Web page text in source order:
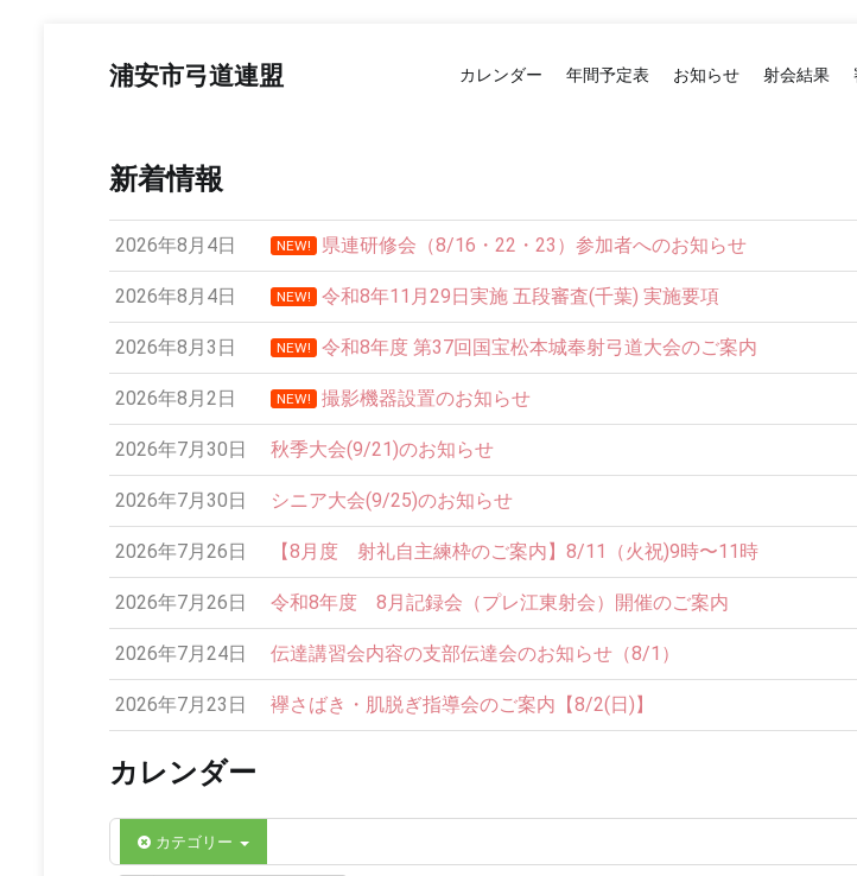
浦安市弓道連盟 カレンダー 年間予定表 お知らせ 射会結果
新着情報
2026年8月4日 NEW! 県連研修会（8/16・22・23）参加者へのお知らせ
2026年8月4日 NEW! 令和8年11月29日実施 五段審査(千葉) 実施要項
2026年8月3日 NEW! 令和8年度 第37回国宝松本城奉射弓道大会のご案内
2026年8月2日 NEW! 撮影機器設置のお知らせ
2026年7月30日 秋季大会(9/21)のお知らせ
2026年7月30日 シニア大会(9/25)のお知らせ
2026年7月26日 【8月度 射礼自主練枠のご案内】8/11（火祝)9時〜11時
2026年7月26日 令和8年度 8月記録会（プレ江東射会）開催のご案内
2026年7月24日 伝達講習会内容の支部伝達会のお知らせ（8/1）
2026年7月23日 襷さばき・肌脱ぎ指導会のご案内【8/2(日)】
カレンダー
カテゴリー
12:00 AM
1:00 AM
2:00 AM
5:00 AM
6:00 AM